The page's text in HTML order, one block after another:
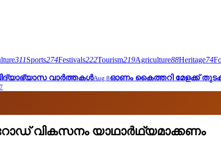
311Sports274Festivals222Tourism219Agriculture88Heritage74
വാർത്തകൾAug 8ഓണം കൈത്തറി മേളക്ക്
റോഡ് വികസനം യാഥാർഥ്യമാക്കണം